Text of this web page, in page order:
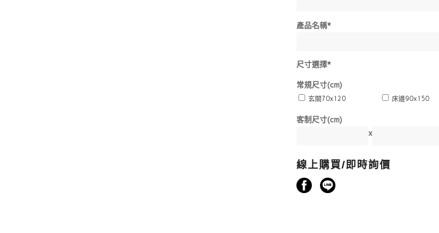
產品名稱*
尺寸選擇*
常規尺寸(cm)
玄關70x120 床邊90x150
客制尺寸(cm)
x
線上購買/即時詢價